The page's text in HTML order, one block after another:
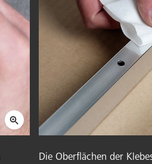
Die Oberflächen der